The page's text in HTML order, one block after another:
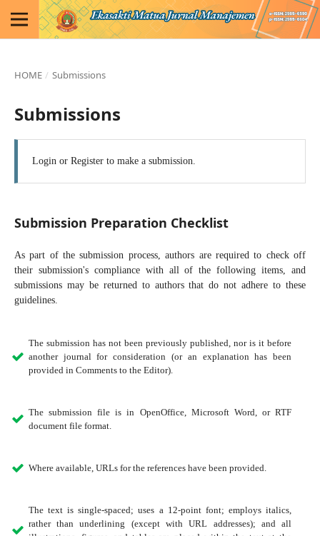
HOME / Submissions
Submissions
Loginor Registerto make a submission.
Submission Preparation Checklist
As part of the submission process, authors are required to check off
their submission's compliance with all of the following items, and
submissions may be returned to authors that do not adhere to these
guidelines.
The submission has not been previously published, nor is it before
another journal for consideration (or an explanation has been
provided in Comments to the Editor).
The submission file is in OpenOffice, Microsoft Word, or RTF
document file format.
Where available, URLs for the references have been provided.
The text is single-spaced; uses a 12-point font; employs italics,
rather than underlining (except with URL addresses); and all